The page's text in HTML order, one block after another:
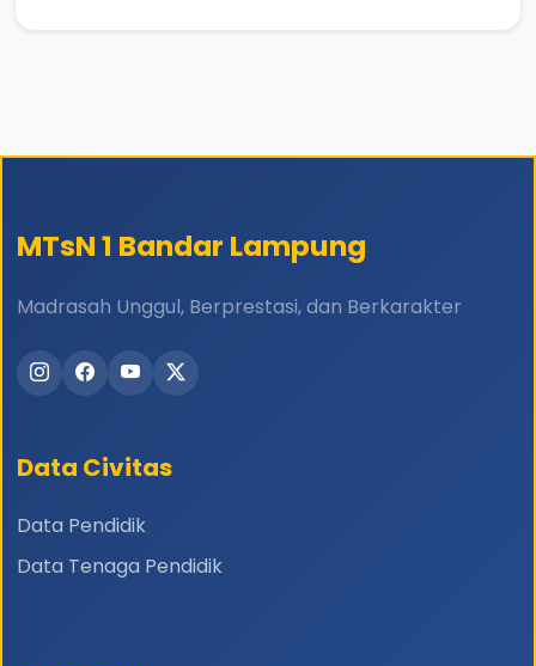
MTsN 1 Bandar Lampung
Madrasah Unggul, Berprestasi, dan Berkarakter
Data Civitas
Data Pendidik
Data Tenaga Pendidik